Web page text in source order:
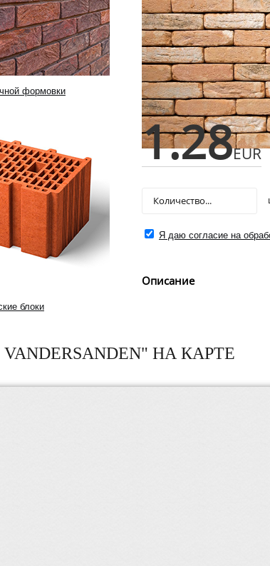
формовки
блоки
1.28EUR
Я даю согласие на
Описание
НА КАРТЕ